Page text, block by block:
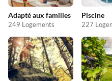
Adapté aux familles
249 Logements
Piscine
227